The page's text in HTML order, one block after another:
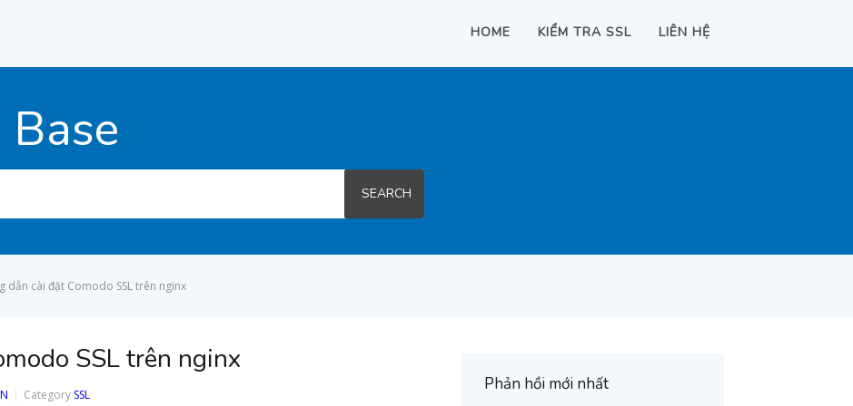
HOME KIỂM TRA SSL LIÊN HỆ
SEARCH
dẫn cài đặt Comodo SSL trên nginx
SSL trên nginx
Category SSL
Phản hồi mới nhất